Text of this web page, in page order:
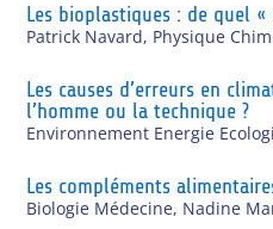
Les bioplastiques : de quel
Patrick Navard, Physique
Les causes d’erreurs en
l’homme ou la technique ?
Environnement Energie
Les compléments
Biologie Médecine, Nadine